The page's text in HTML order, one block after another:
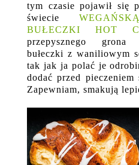
tym czasie pojawił się
świecie
BUŁECZKI HOT
przepysznego grona
bułeczki z waniliowym
tak jak ja polać je
dodać przed
Zapewniam, smakują